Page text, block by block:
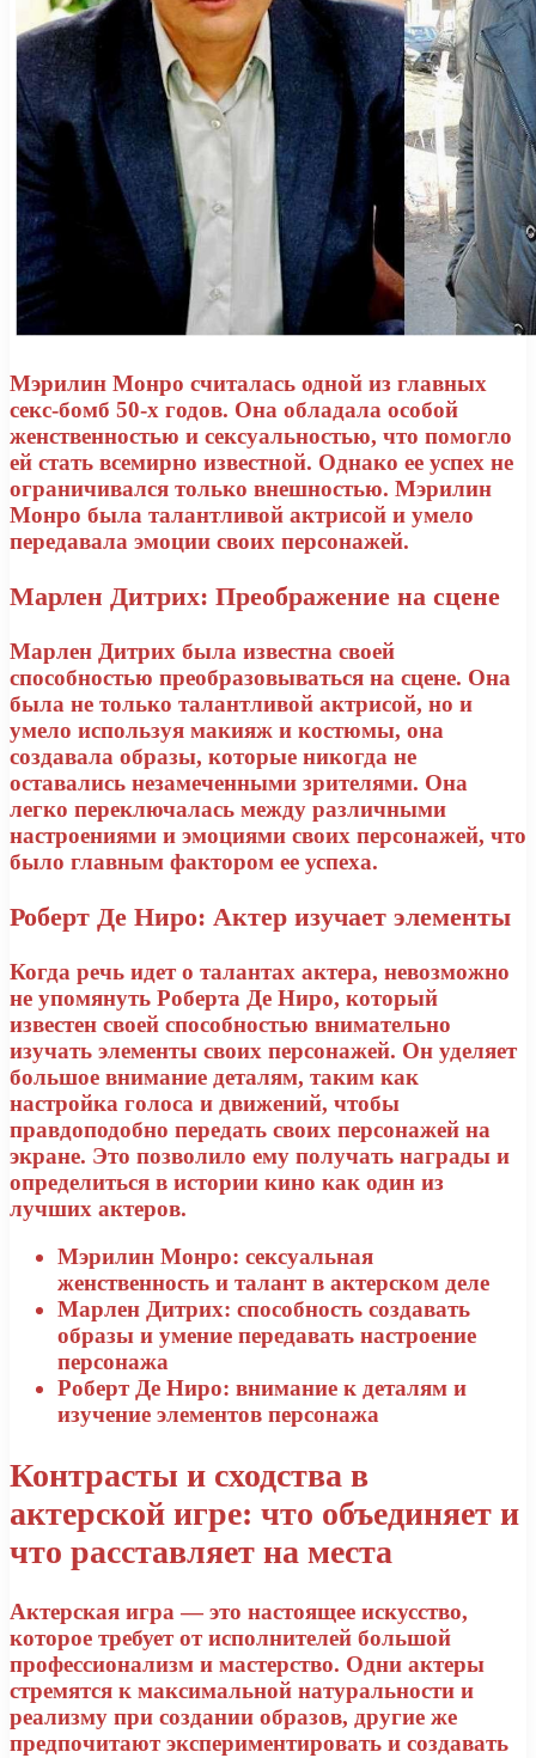
Мэрилин Монро считалась одной из главных
секс-бомб 50-х годов. Она обладала особой
женственностью и сексуальностью, что помогло
ей стать всемирно известной. Однако ее успех не
ограничивался только внешностью. Мэрилин
Монро была талантливой актрисой и умело
передавала эмоции своих персонажей.
Марлен Дитрих: Преображение на сцене
Марлен Дитрих была известна своей
способностью преобразовываться на сцене. Она
была не только талантливой актрисой, но и
умело используя макияж и костюмы, она
создавала образы, которые никогда не
оставались незамеченными зрителями. Она
легко переключалась между различными
настроениями и эмоциями своих персонажей, что
было главным фактором ее успеха.
Роберт Де Ниро: Актер изучает элементы
Когда речь идет о талантах актера, невозможно
не упомянуть Роберта Де Ниро, который
известен своей способностью внимательно
изучать элементы своих персонажей. Он уделяет
большое внимание деталям, таким как
настройка голоса и движений, чтобы
правдоподобно передать своих персонажей на
экране. Это позволило ему получать награды и
определиться в истории кино как один из
лучших актеров.
Мэрилин Монро: сексуальная
женственность и талант в актерском деле
Марлен Дитрих: способность создавать
образы и умение передавать настроение
персонажа
Роберт Де Ниро: внимание к деталям и
изучение элементов персонажа
Контрасты и сходства в
актерской игре: что объединяет и
что расставляет на места
Актерская игра — это настоящее искусство,
которое требует от исполнителей большой
профессионализм и мастерство. Одни актеры
стремятся к максимальной натуральности и
реализму при создании образов, другие же
предпочитают экспериментировать и создавать